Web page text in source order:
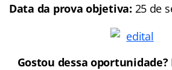
Data da prova objetiva: 25 de
Gostou dessa oportunidade?